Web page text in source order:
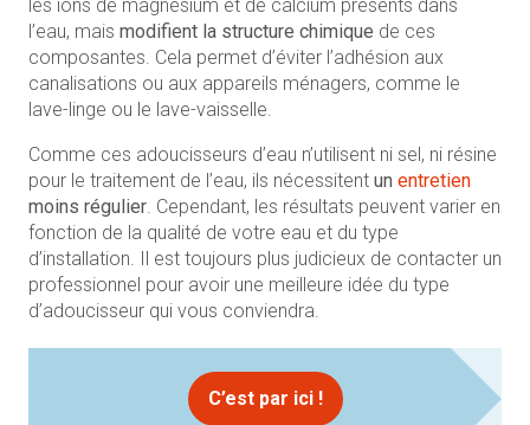
les ions de magnésium et de calcium présents dans
l’eau, mais modifient la structure chimique de ces
composantes. Cela permet d’éviter l’adhésion aux
canalisations ou aux appareils ménagers, comme le
lave-linge ou le lave-vaisselle.
Comme ces adoucisseurs d’eau n’utilisent ni sel, ni résine
pour le traitement de l’eau, ils nécessitent un entretien
moins régulier. Cependant, les résultats peuvent varier en
fonction de la qualité de votre eau et du type
d’installation. Il est toujours plus judicieux de contacter un
professionnel pour avoir une meilleure idée du type
d’adoucisseur qui vous conviendra.
C’est par ici !